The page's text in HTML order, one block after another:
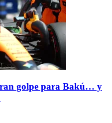
golpe para Bakú… y